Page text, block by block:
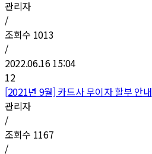
관리자
/
조회수 1013
/
2022.06.16 15:04
12
[2021년 9월] 카드사 무이자 할부 안내
관리자
/
조회수 1167
/